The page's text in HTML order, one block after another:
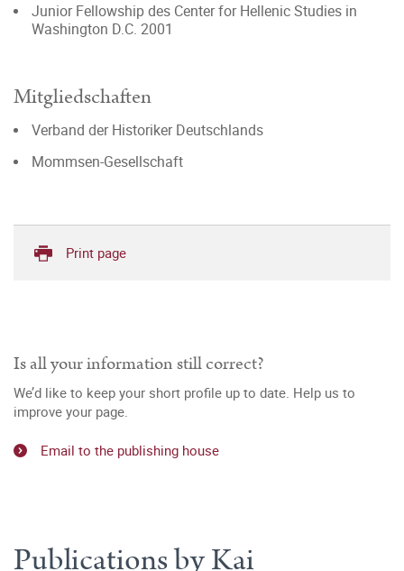
Junior Fellowship des Center for Hellenic Studies in
Washington D.C. 2001
Mitgliedschaften
Verband der Historiker Deutschlands
Mommsen-Gesellschaft
Print page
Is all your information still correct?
We’d like to keep your short profile up to date. Help us to
improve your page.
Email to the publishing house
Publications by Kai